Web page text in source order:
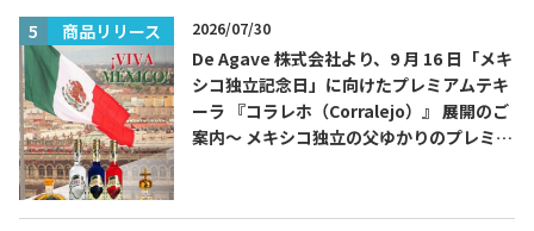
メキシコ料理
メキシコの記念日 トピックス
イベント一覧
テキーラ・メスカルが 飲めるバー
商品リリース 2026/07/30
De Agave 株式会社より、9 月 16 日「メキ
シコ独立記念日」に向けたプレミアムテキ
ーラ 『コラレホ（Corralejo）』 展開のご
案内〜 メキシコ独立の父ゆかりのプレミア